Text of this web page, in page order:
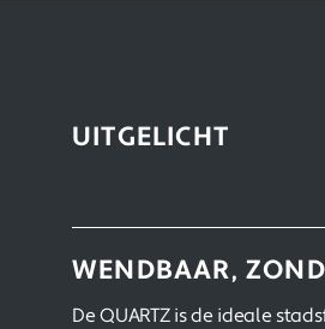
UITGELICHT
WENDBAAR,
De QUARTZ is de ideale